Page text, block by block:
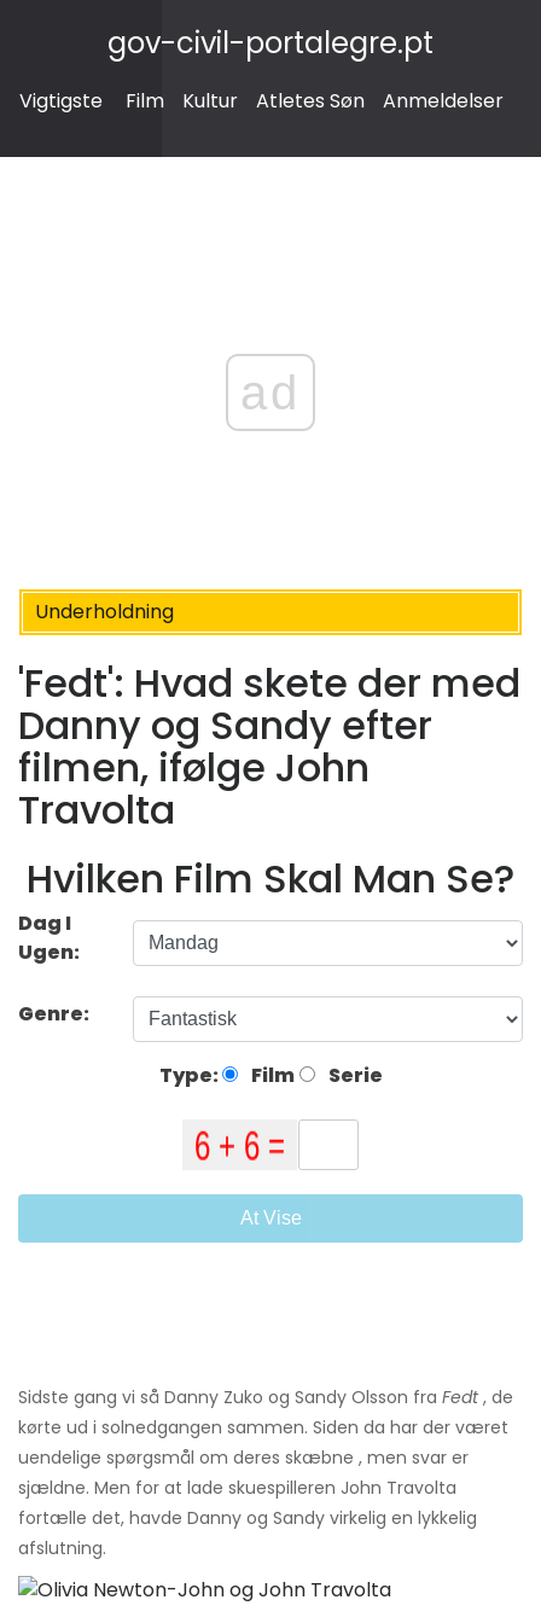
gov-civil-portalegre.pt
Vigtigste Film Kultur Atletes Søn Anmeldelser
ad
Underholdning
'Fedt': Hvad skete der med
Danny og Sandy efter
filmen, ifølge John
Travolta
Hvilken Film Skal Man Se?
Dag I
Ugen:
Genre:
Type: Film Serie
At Vise
Sidste gang vi så Danny Zuko og Sandy Olsson fra Fedt, de
kørte ud i solnedgangen sammen. Siden da har der været
uendelige spørgsmål om deres skæbne , men svar er
sjældne. Men for at lade skuespilleren John Travolta
fortælle det, havde Danny og Sandy virkelig en lykkelig
afslutning.